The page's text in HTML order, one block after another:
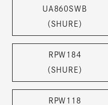
UA860SWB
（SHURE）
RPW184
（SHURE）
RPW118